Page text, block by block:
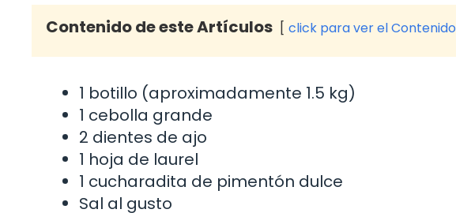
Contenido de este Artículos click para ver el Contenido
1 botillo (aproximadamente 1.5 kg)
1 cebolla grande
2 dientes de ajo
1 hoja de laurel
1 cucharadita de pimentón dulce
Sal al gusto